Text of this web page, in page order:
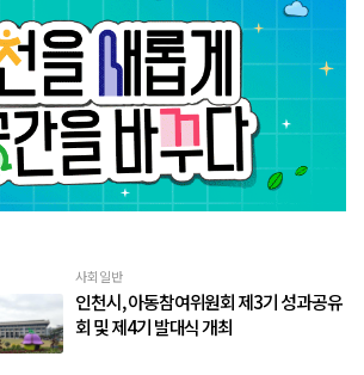
사회일반
인천시, 아동참여위원회 제3기 성과공유
회 및 제4기 발대식 개최